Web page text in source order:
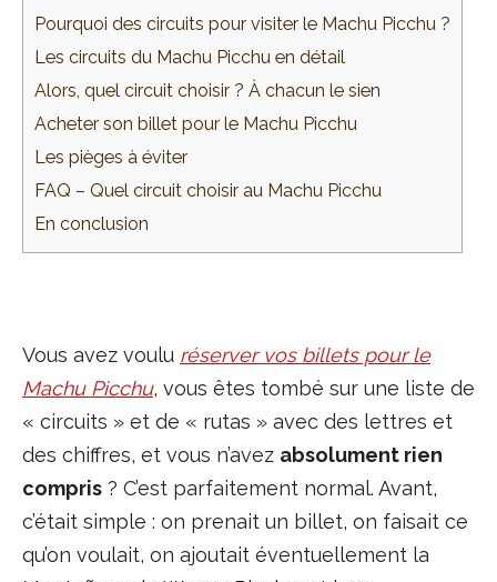
Pourquoi des circuits pour visiter le Machu Picchu ?
Les circuits du Machu Picchu en détail
Alors, quel circuit choisir ? À chacun le sien
Acheter son billet pour le Machu Picchu
Les pièges à éviter
FAQ – Quel circuit choisir au Machu Picchu
En conclusion
Vous avez voulu réserver vos billets pour le
Machu Picchu, vous êtes tombé sur une liste de
« circuits » et de « rutas » avec des lettres et
des chiffres, et vous n’avez absolument rien
compris ? C’est parfaitement normal. Avant,
c’était simple : on prenait un billet, on faisait ce
qu’on voulait, on ajoutait éventuellement la